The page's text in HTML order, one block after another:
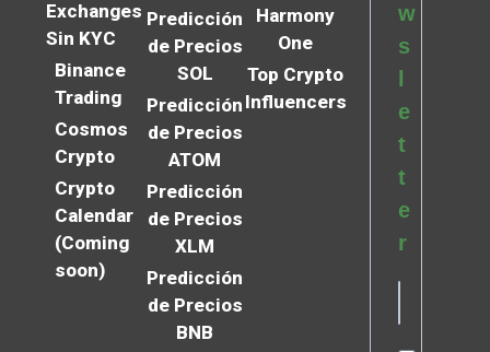
Exchanges
Sin KYC
Binance
Trading
Cosmos
Crypto
Crypto
Calendar
(Coming
soon)
Predicción
de Precios
SOL
Predicción
de Precios
ATOM
Predicción
de Precios
XLM
Predicción
de Precios
BNB
Harmony
One
Top Crypto
Influencers
w
s
e
t
t
e
r